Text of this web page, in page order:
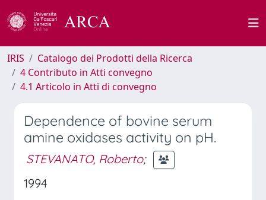
IRIS
Catalogo dei Prodotti della Ricerca
4 Contributo in Atti convegno
4.1 Articolo in Atti di convegno
Dependence of bovine serum
amine oxidases activity on pH.
STEVANATO, Roberto;
1994